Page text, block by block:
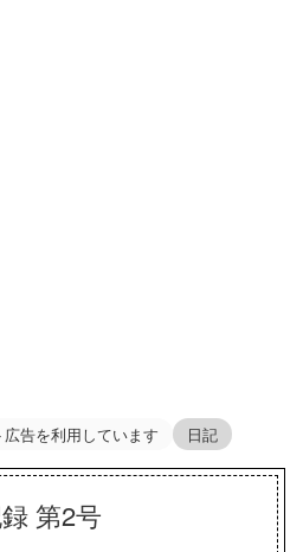
告を利用しています 日記
第2号